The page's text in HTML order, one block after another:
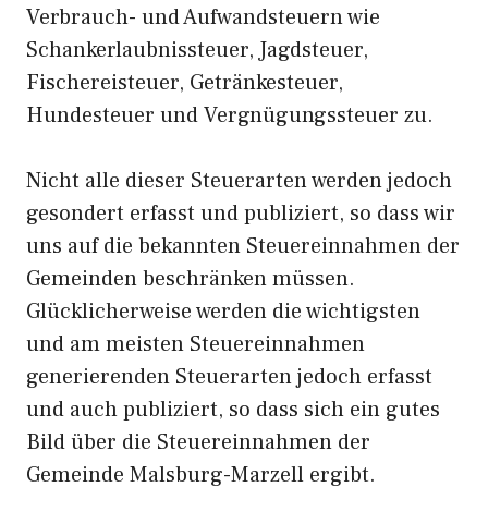
Verbrauch- und Aufwandsteuern wie
Schankerlaubnissteuer, Jagdsteuer,
Fischereisteuer, Getränkesteuer,
Hundesteuer und Vergnügungssteuer zu.
Nicht alle dieser Steuerarten werden jedoch
gesondert erfasst und publiziert, so dass wir
uns auf die bekannten Steuereinnahmen der
Gemeinden beschränken müssen.
Glücklicherweise werden die wichtigsten
und am meisten Steuereinnahmen
generierenden Steuerarten jedoch erfasst
und auch publiziert, so dass sich ein gutes
Bild über die Steuereinnahmen der
Gemeinde Malsburg-Marzell ergibt.